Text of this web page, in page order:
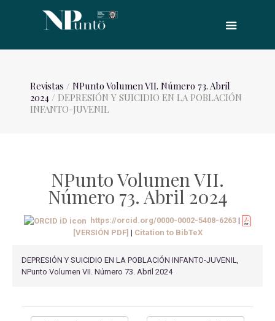
Revistas / NPunto Volumen VII. Número 73. Abril
2024/ DEPRESIÓN Y SUICIDIO EN LA POBLACIÓN
INFANTO-JUVENIL
NPunto Volumen VII.
Número 73. Abril 2024
https://orcid.org/0000-0002-5408-6263 |
[VERSIÓN PDF] | Citation to BibTeX
DEPRESIÓN Y SUICIDIO EN LA POBLACIÓN INFANTO-JUVENIL,
NPunto Volumen VII. Número 73. Abril 2024